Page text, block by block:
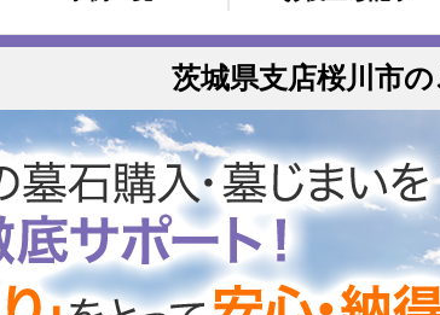
茨城県支店桜川市